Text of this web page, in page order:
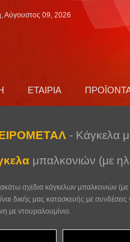
Αύγουστος 09, 2026
ΕΤΑΙΡΙΑ
- Κάγκελα
μπαλκονιών (με
σχέδια κάγκελων μπαλκονιών (με
δικής μας κατασκευής με
με ντουραλουμίνιο.